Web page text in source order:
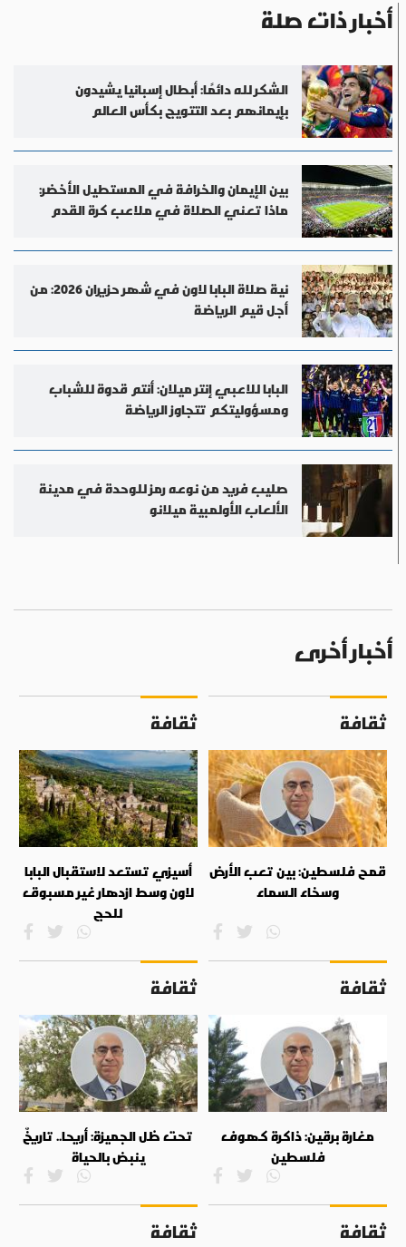
أخبار ذات صلة
الشكر لله دائمًا: أبطال إسبانيا يشيدون
بإيمانهم بعد التتويج بكأس العالم
بين الإيمان والخرافة في المستطيل الأخضر:
ماذا تعني الصلاة في ملاعب كرة القدم
نية صلاة البابا لاون في شهر حزيران 2026: من
أجل قيم الرياضة
البابا للاعبي إنتر ميلان: أنتم قدوة للشباب
ومسؤوليتكم تتجاوز الرياضة
صليب فريد من نوعه رمز للوحدة في مدينة
الألعاب الأولمبية ميلانو
أخبار أخرى
ثقافة
قمح فلسطين: بين تعب الأرض
وسخاء السماء
ثقافة
أسيزي تستعد لاستقبال البابا
لاون وسط ازدهار غير مسبوق
للحج
ثقافة
مغارة برقين: ذاكرة كهوف
فلسطين
ثقافة
تحت ظل الجميزة: أريحا.. تاريخٌ
ينبض بالحياة
ثقافة ثقافة